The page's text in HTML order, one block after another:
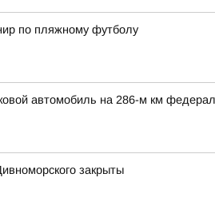
по пляжному футболу
автомобиль на 286-м км
закрыты